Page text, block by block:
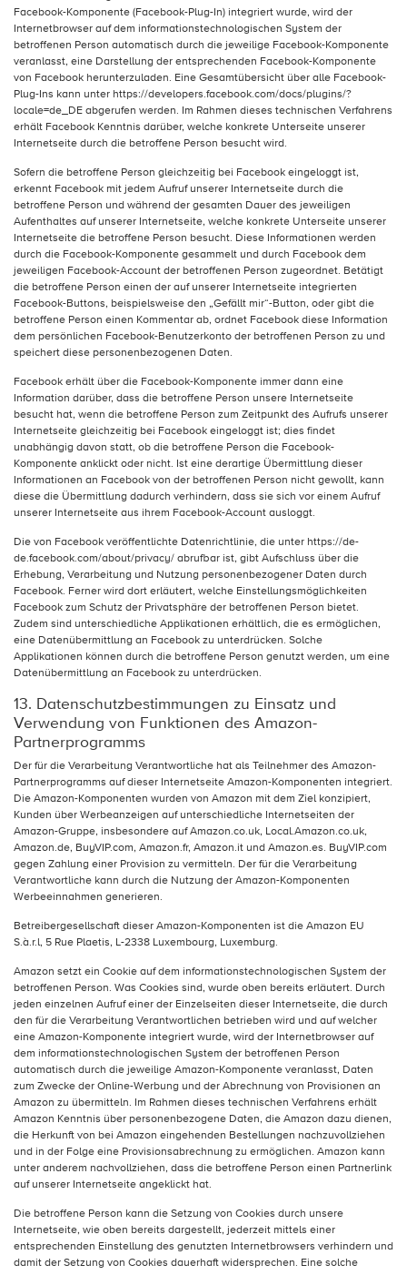
Facebook-Komponente (Facebook-Plug-In) integriert wurde, wird der
Internetbrowser auf dem informationstechnologischen System der
betroffenen Person automatisch durch die jeweilige Facebook-Komponente
veranlasst, eine Darstellung der entsprechenden Facebook-Komponente
von Facebook herunterzuladen. Eine Gesamtübersicht über alle Facebook-
Plug-Ins kann unter https://developers.facebook.com/docs/plugins/?
locale=de_DE abgerufen werden. Im Rahmen dieses technischen Verfahrens
erhält Facebook Kenntnis darüber, welche konkrete Unterseite unserer
Internetseite durch die betroffene Person besucht wird.
Sofern die betroffene Person gleichzeitig bei Facebook eingeloggt ist,
erkennt Facebook mit jedem Aufruf unserer Internetseite durch die
betroffene Person und während der gesamten Dauer des jeweiligen
Aufenthaltes auf unserer Internetseite, welche konkrete Unterseite unserer
Internetseite die betroffene Person besucht. Diese Informationen werden
durch die Facebook-Komponente gesammelt und durch Facebook dem
jeweiligen Facebook-Account der betroffenen Person zugeordnet. Betätigt
die betroffene Person einen der auf unserer Internetseite integrierten
Facebook-Buttons, beispielsweise den „Gefällt mir“-Button, oder gibt die
betroffene Person einen Kommentar ab, ordnet Facebook diese Information
dem persönlichen Facebook-Benutzerkonto der betroffenen Person zu und
speichert diese personenbezogenen Daten.
Facebook erhält über die Facebook-Komponente immer dann eine
Information darüber, dass die betroffene Person unsere Internetseite
besucht hat, wenn die betroffene Person zum Zeitpunkt des Aufrufs unserer
Internetseite gleichzeitig bei Facebook eingeloggt ist; dies findet
unabhängig davon statt, ob die betroffene Person die Facebook-
Komponente anklickt oder nicht. Ist eine derartige Übermittlung dieser
Informationen an Facebook von der betroffenen Person nicht gewollt, kann
diese die Übermittlung dadurch verhindern, dass sie sich vor einem Aufruf
unserer Internetseite aus ihrem Facebook-Account ausloggt.
Die von Facebook veröffentlichte Datenrichtlinie, die unter https://de-
de.facebook.com/about/privacy/ abrufbar ist, gibt Aufschluss über die
Erhebung, Verarbeitung und Nutzung personenbezogener Daten durch
Facebook. Ferner wird dort erläutert, welche Einstellungsmöglichkeiten
Facebook zum Schutz der Privatsphäre der betroffenen Person bietet.
Zudem sind unterschiedliche Applikationen erhältlich, die es ermöglichen,
eine Datenübermittlung an Facebook zu unterdrücken. Solche
Applikationen können durch die betroffene Person genutzt werden, um eine
Datenübermittlung an Facebook zu unterdrücken.
13. Datenschutzbestimmungen zu Einsatz und
Verwendung von Funktionen des Amazon-
Partnerprogramms
Der für die Verarbeitung Verantwortliche hat als Teilnehmer des Amazon-
Partnerprogramms auf dieser Internetseite Amazon-Komponenten integriert.
Die Amazon-Komponenten wurden von Amazon mit dem Ziel konzipiert,
Kunden über Werbeanzeigen auf unterschiedliche Internetseiten der
Amazon-Gruppe, insbesondere auf Amazon.co.uk, Local.Amazon.co.uk,
Amazon.de, BuyVIP.com, Amazon.fr, Amazon.it und Amazon.es. BuyVIP.com
gegen Zahlung einer Provision zu vermitteln. Der für die Verarbeitung
Verantwortliche kann durch die Nutzung der Amazon-Komponenten
Werbeeinnahmen generieren.
Betreibergesellschaft dieser Amazon-Komponenten ist die Amazon EU
S.à.r.l, 5 Rue Plaetis, L-2338 Luxembourg, Luxemburg.
Amazon setzt ein Cookie auf dem informationstechnologischen System der
betroffenen Person. Was Cookies sind, wurde oben bereits erläutert. Durch
jeden einzelnen Aufruf einer der Einzelseiten dieser Internetseite, die durch
den für die Verarbeitung Verantwortlichen betrieben wird und auf welcher
eine Amazon-Komponente integriert wurde, wird der Internetbrowser auf
dem informationstechnologischen System der betroffenen Person
automatisch durch die jeweilige Amazon-Komponente veranlasst, Daten
zum Zwecke der Online-Werbung und der Abrechnung von Provisionen an
Amazon zu übermitteln. Im Rahmen dieses technischen Verfahrens erhält
Amazon Kenntnis über personenbezogene Daten, die Amazon dazu dienen,
die Herkunft von bei Amazon eingehenden Bestellungen nachzuvollziehen
und in der Folge eine Provisionsabrechnung zu ermöglichen. Amazon kann
unter anderem nachvollziehen, dass die betroffene Person einen Partnerlink
auf unserer Internetseite angeklickt hat.
Die betroffene Person kann die Setzung von Cookies durch unsere
Internetseite, wie oben bereits dargestellt, jederzeit mittels einer
entsprechenden Einstellung des genutzten Internetbrowsers verhindern und
damit der Setzung von Cookies dauerhaft widersprechen. Eine solche